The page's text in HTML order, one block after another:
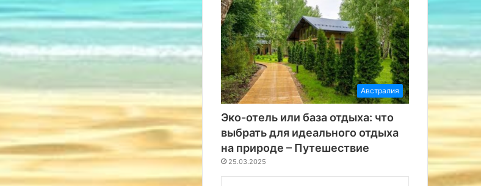
Австралия
Эко-отель или база отдыха: что
выбрать для идеального отдыха
на природе – Путешествие
25.03.2025